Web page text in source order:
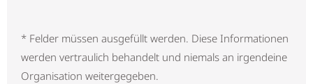
* Felder müssen ausgefüllt werden. Diese Informationen
werden vertraulich behandelt und niemals an irgendeine
Organisation weitergegeben.